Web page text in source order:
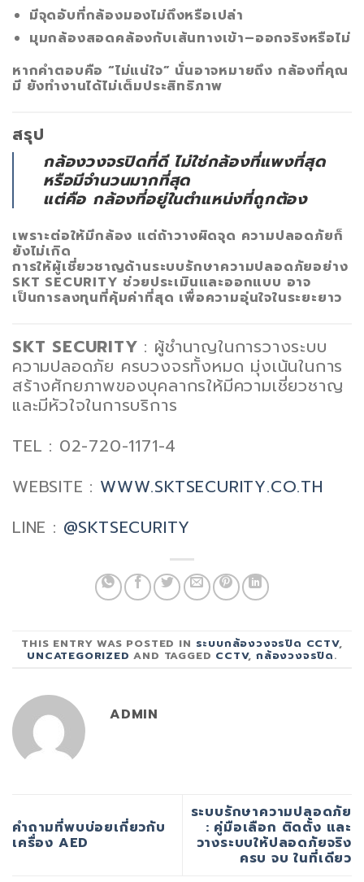
มีจุดอับที่กล้องมองไม่ถึงหรือเปล่า
มุมกล้องสอดคล้องกับเส้นทางเข้า–ออกจริงหรือไม่
หากคำตอบคือ “ไม่แน่ใจ” นั่นอาจหมายถึง กล้องที่คุณ
มี ยังทำงานได้ไม่เต็มประสิทธิภาพ
สรุป
กล้องวงจรปิดที่ดี ไม่ใช่กล้องที่แพงที่สุด
หรือมีจำนวนมากที่สุด
แต่คือ กล้องที่อยู่ในตำแหน่งที่ถูกต้อง
เพราะต่อให้มีกล้อง แต่ถ้าวางผิดจุด ความปลอดภัยก็
ยังไม่เกิด
การให้ผู้เชี่ยวชาญด้านระบบรักษาความปลอดภัยอย่าง
SKT SECURITY ช่วยประเมินและออกแบบ อาจ
เป็นการลงทุนที่คุ้มค่าที่สุด เพื่อความอุ่นใจในระยะยาว
SKT SECURITY : ผู้ชำนาญในการวางระบบ
ความปลอดภัย ครบวงจรทั้งหมด มุ่งเน้นในการ
สร้างศักยภาพของบุคลากรให้มีความเชี่ยวชาญ
และมีหัวใจในการบริการ
TEL : 02-720-1171-4
WEBSITE : WWW.SKTSECURITY.CO.TH
LINE : @SKTSECURITY
THIS ENTRY WAS POSTED IN ระบบกล้องวงจรปิด CCTV,
UNCATEGORIZED AND TAGGED CCTV, กล้องวงจรปิด.
ADMIN
คำถามที่พบบ่อยเกี่ยวกับ
เครื่อง AED
ระบบรักษาความปลอดภัย
: คู่มือเลือก ติดตั้ง และ
วางระบบให้ปลอดภัยจริง
ครบ จบ ในที่เดียว